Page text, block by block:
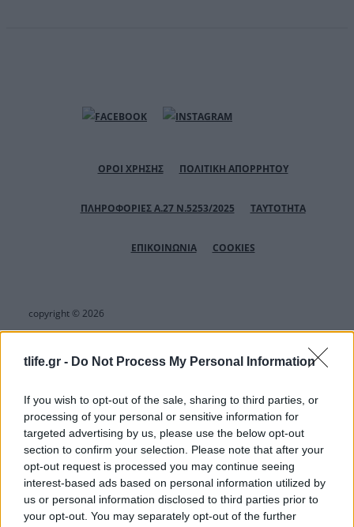
tlife.gr - Do Not Process My Personal Information
If you wish to opt-out of the sale, sharing to third parties, or
processing of your personal or sensitive information for
targeted advertising by us, please use the below opt-out
section to confirm your selection. Please note that after your
opt-out request is processed you may continue seeing
interest-based ads based on personal information utilized by
us or personal information disclosed to third parties prior to
your opt-out. You may separately opt-out of the further
ΟΡΟΙ ΧΡΗΣΗΣ ΠΟΛΙΤΙΚΗ ΑΠΟΡΡΗΤΟΥ
ΠΛΗΡΟΦΟΡΙΕΣ Α.27 Ν.5253/2025 ΤΑΥΤΟΤΗΤΑ
ΕΠΙΚΟΙΝΩΝΙΑ COOKIES
copyright © 2026